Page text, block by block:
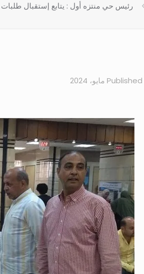
رئيس حي منتزه أول : يتابع إستقبال طلبات